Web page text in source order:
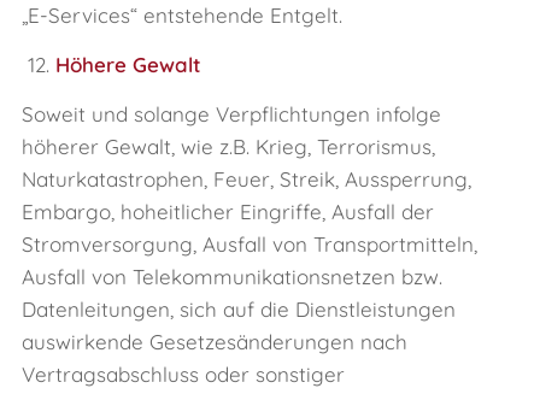
„E‑Services“ entstehende Entgelt.
12. Höhere Gewalt
Soweit und solange Verpflichtungen infolge
höherer Gewalt, wie z.B. Krieg, Terrorismus,
Naturkatastrophen, Feuer, Streik, Aussperrung,
Embargo, hoheitlicher Eingriffe, Ausfall der
Stromversorgung, Ausfall von Transportmitteln,
Ausfall von Telekommunikationsnetzen bzw.
Datenleitungen, sich auf die Dienstleistungen
auswirkende Gesetzesänderungen nach
Vertragsabschluss oder sonstiger